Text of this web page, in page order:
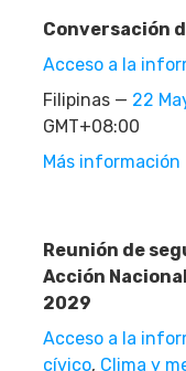
Conversación
Acceso a la
Filipinas — 22
GMT+08:00
Más información
Reunión de
Acción
2029
Acceso a la
cívico, Clima y